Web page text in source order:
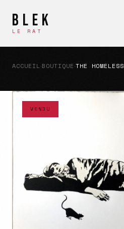
BLEK
LE RAT
ACCUEIL›BOUTIQUE ›THE HOMELESS
VENDU